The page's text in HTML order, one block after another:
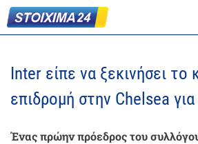
Inter είπε να ξεκινήσει το
επιδρομή στην Chelsea
Ένας πρώην πρόεδρος του